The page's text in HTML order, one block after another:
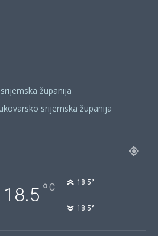
županija
srijemska županija
18.5 °C 18.5°
18.5°